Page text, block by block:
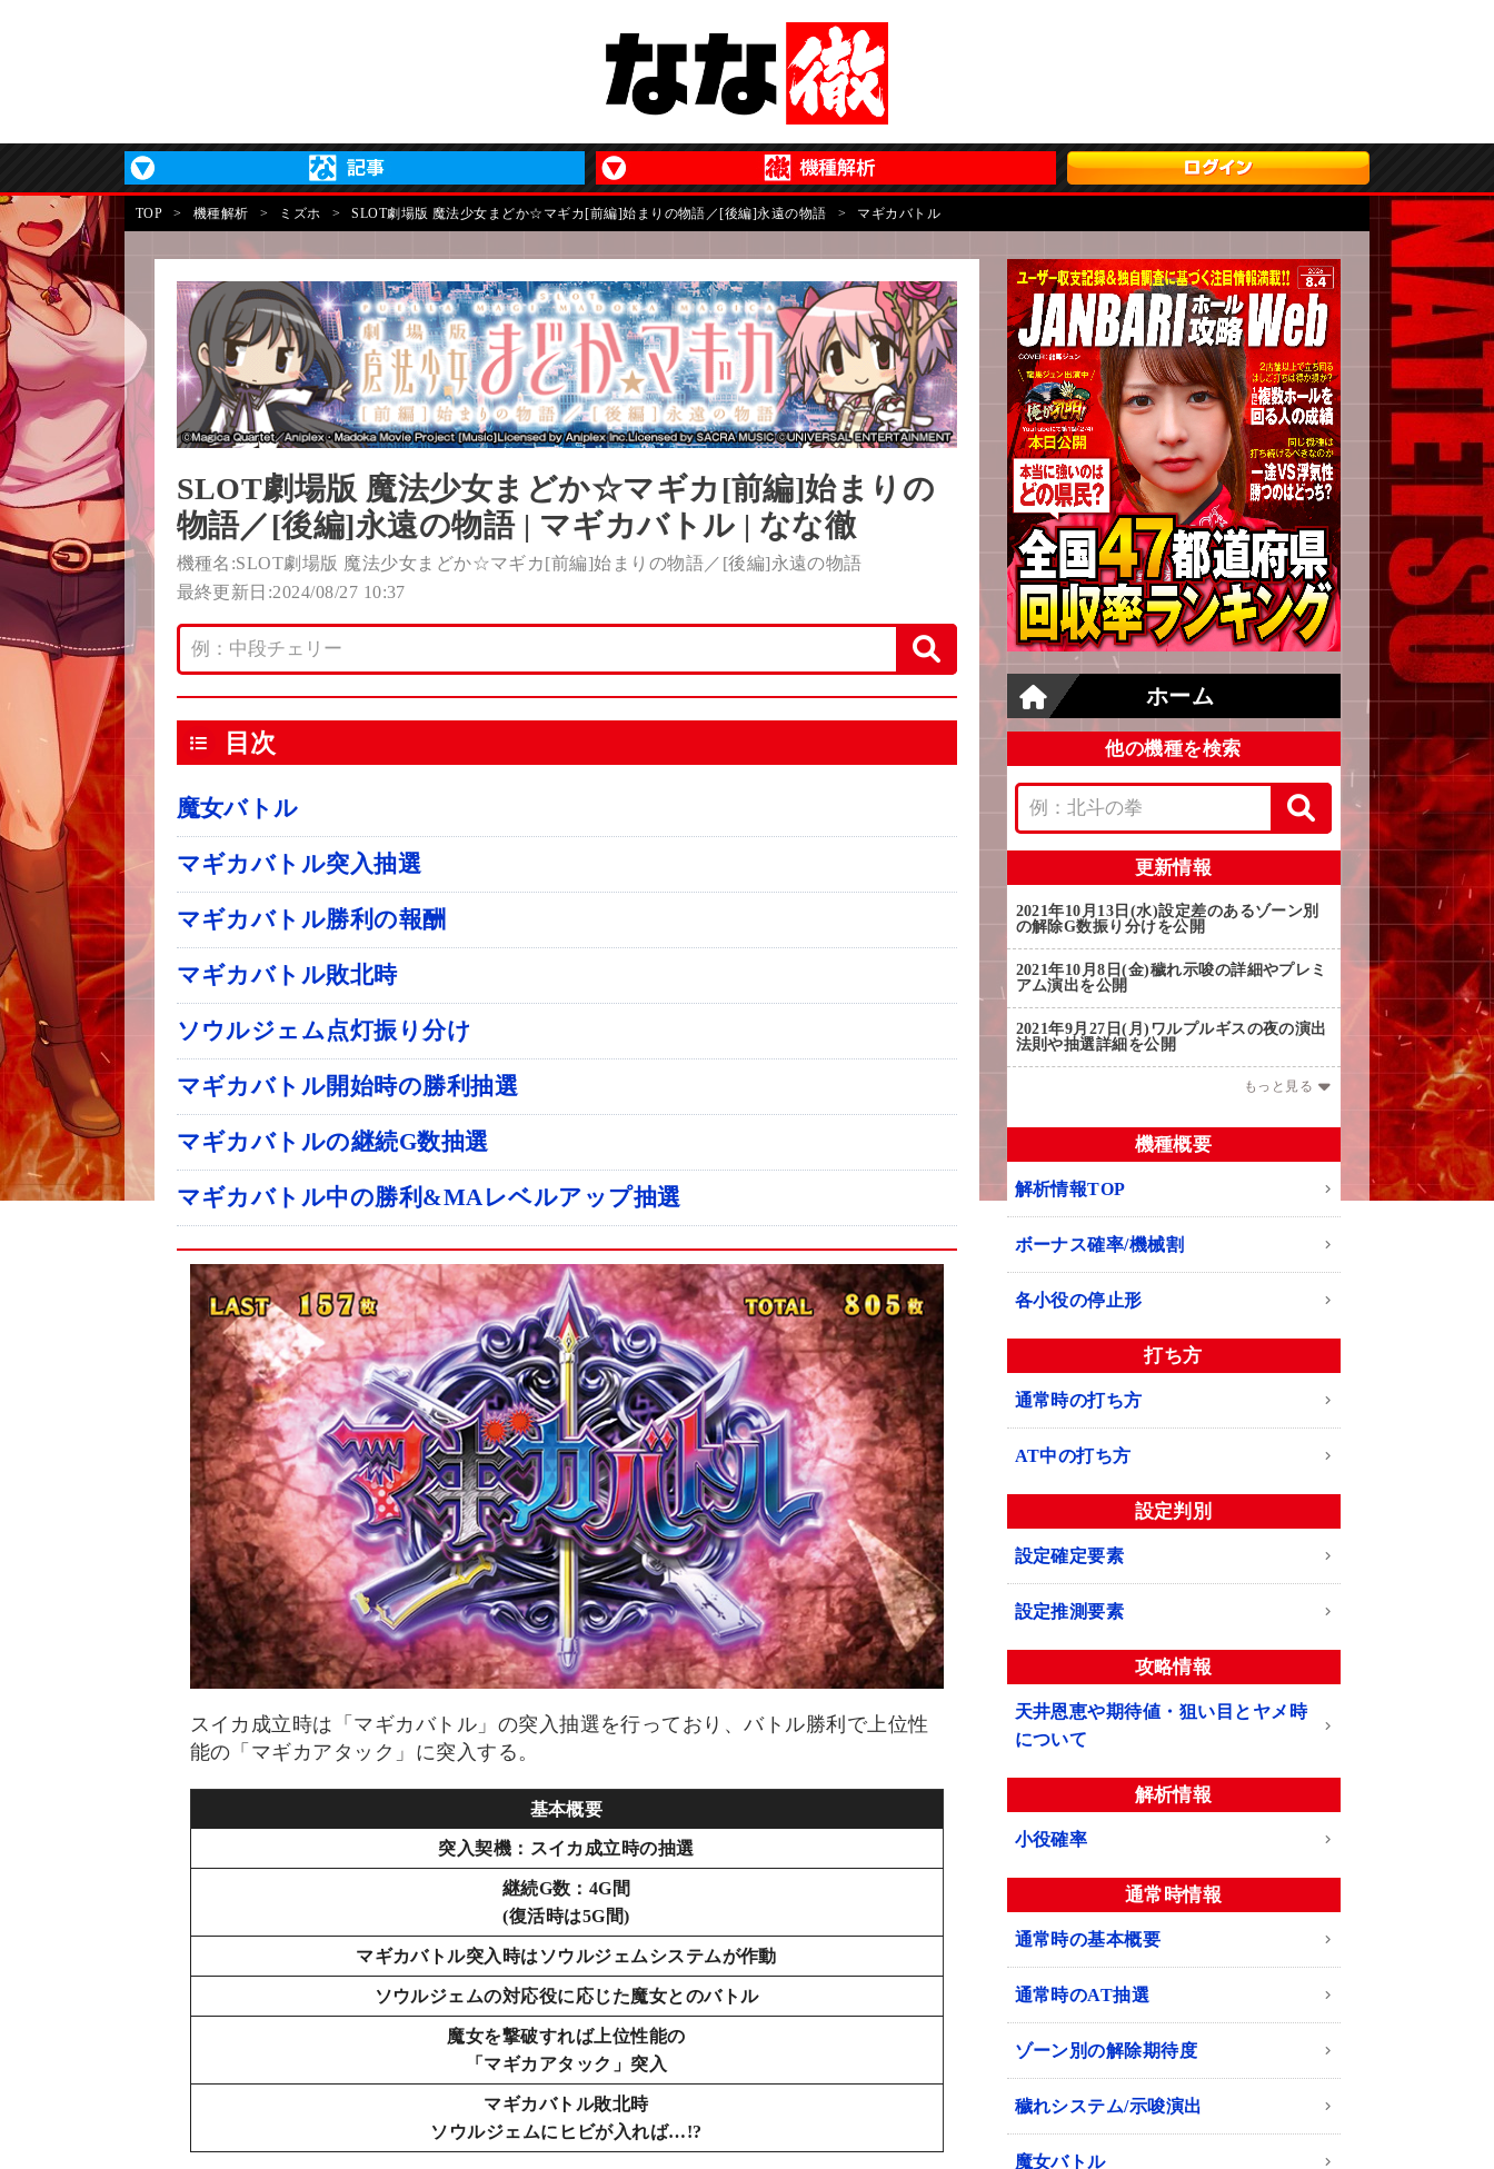
TOP > 機種解析 > ミズホ > SLOT劇場版 魔法少女まどか☆マギカ[前編]始まりの物語／[後編]永遠の物語 > マギカバトル
SLOT劇場版 魔法少女まどか☆マギカ[前編]始まりの
物語／[後編]永遠の物語 | マギカバトル | なな徹
機種名:SLOT劇場版 魔法少女まどか☆マギカ[前編]始まりの物語／[後編]永遠の物語
最終更新日:2024/08/27 10:37
目次
魔女バトル
マギカバトル突入抽選
マギカバトル勝利の報酬
マギカバトル敗北時
ソウルジェム点灯振り分け
マギカバトル開始時の勝利抽選
マギカバトルの継続G数抽選
マギカバトル中の勝利&MAレベルアップ抽選
スイカ成立時は「マギカバトル」の突入抽選を行っており、バトル勝利で上位性
能の「マギカアタック」に突入する。
基本概要
突入契機：スイカ成立時の抽選
継続G数：4G間
(復活時は5G間)
マギカバトル突入時はソウルジェムシステムが作動
ソウルジェムの対応役に応じた魔女とのバトル
魔女を撃破すれば上位性能の
「マギカアタック」突入
マギカバトル敗北時
ソウルジェムにヒビが入れば…!?
ホーム
他の機種を検索
更新情報
2021年10月13日(水)設定差のあるゾーン別
の解除G数振り分けを公開
2021年10月8日(金)穢れ示唆の詳細やプレミ
アム演出を公開
2021年9月27日(月) ワルプルギスの夜の演出
法則や抽選詳細を公開
もっと見る
機種概要
解析情報TOP
ボーナス確率/機械割
各小役の停止形
打ち方
通常時の打ち方
AT中の打ち方
設定判別
設定確定要素
設定推測要素
攻略情報
天井恩恵や期待値・狙い目とヤメ時
について
解析情報
小役確率
通常時情報
通常時の基本概要
通常時のAT抽選
ゾーン別の解除期待度
穢れシステム/示唆演出
魔女バトル